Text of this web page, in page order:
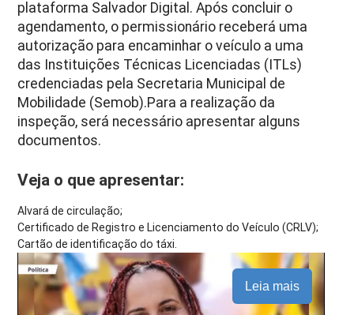
plataforma Salvador Digital.Após concluir o
agendamento, o permissionário receberá uma
autorização para encaminhar o veículo a uma
das Instituições Técnicas Licenciadas (ITLs)
credenciadas pela Secretaria Municipal de
Mobilidade (Semob).Para a realização da
inspeção, será necessário apresentar alguns
documentos.
Veja o que apresentar:
Alvará de circulação;
Certificado de Registro e Licenciamento do Veículo (CRLV);
Cartão de identificação do táxi.
Leia mais